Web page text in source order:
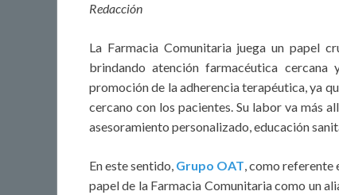
Redacción
La Farmacia Comunitaria juega un papel
brindando atención farmacéutica cercana
promoción de la adherencia terapéutica, ya
cercano con los pacientes. Su labor va más
asesoramiento personalizado, educación
En este sentido, Grupo OAT, como referente
papel de la Farmacia Comunitaria como un